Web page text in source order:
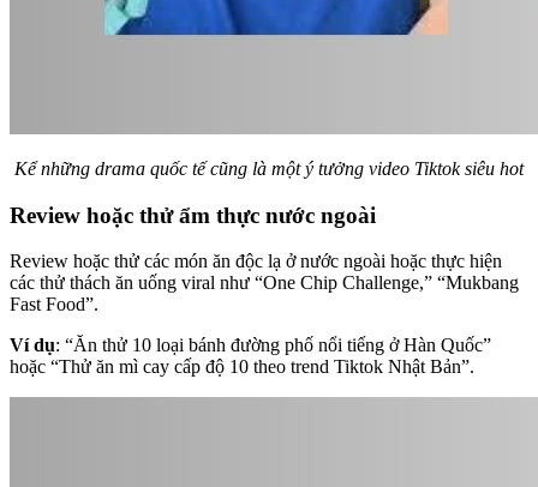
Kể những drama quốc tế cũng là một ý tưởng video Tiktok siêu hot
Review hoặc thử ẩm thực nước ngoài
Review hoặc thử các món ăn độc lạ ở nước ngoài hoặc thực hiện
các thử thách ăn uống viral như “One Chip Challenge,” “Mukbang
Fast Food”.
Ví dụ: “Ăn thử 10 loại bánh đường phố nổi tiếng ở Hàn Quốc”
hoặc “Thử ăn mì cay cấp độ 10 theo trend Tiktok Nhật Bản”.